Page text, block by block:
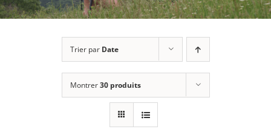
Trier par Date
Montrer30 produits